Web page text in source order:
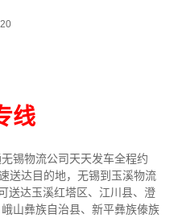
线
无锡物流公司天天发车全程约
送达目的地，无锡到玉溪物流
送达玉溪红塔区、江川县、澄
山彝族自治县、新平彝族傣族